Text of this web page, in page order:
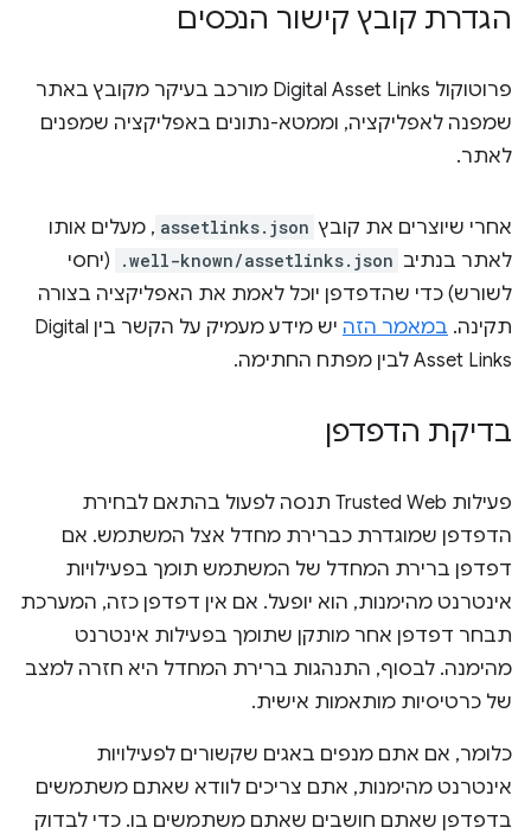
הגדרת קובץ קישור הנכסים
פרוטוקול Digital Asset Links מורכב בעיקר מקובץ באתר
שמפנה לאפליקציה, וממטא-נתונים באפליקציה שמפנים
לאתר.
אחרי שיוצרים את קובץ assetlinks.json , מעלים אותו
לאתר בנתיב .well-known/assetlinks.json
(יחסי
לשורש) כדי שהדפדפן יוכל לאמת את האפליקציה בצורה
תקינה. במאמר הזה
יש מידע מעמיק על הקשר בין Digital
Asset Links לבין מפתח החתימה.
בדיקת הדפדפן
פעילות Trusted Web תנסה לפעול בהתאם לבחירת
הדפדפן שמוגדרת כברירת מחדל אצל המשתמש. אם
דפדפן ברירת המחדל של המשתמש תומך בפעילויות
אינטרנט מהימנות, הוא יופעל. אם אין דפדפן כזה, המערכת
תבחר דפדפן אחר מותקן שתומך בפעילות אינטרנט
מהימנה. לבסוף, התנהגות ברירת המחדל היא חזרה למצב
של כרטיסיות מותאמות אישית.
כלומר, אם אתם מנפים באגים שקשורים לפעילויות
אינטרנט מהימנות, אתם צריכים לוודא שאתם משתמשים
בדפדפן שאתם חושבים שאתם משתמשים בו. כדי לבדוק